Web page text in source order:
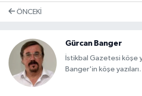
ÖNCEKI
Gürcan Banger
İstikbal Gazetesi köşe
Banger'in köşe yazıları.